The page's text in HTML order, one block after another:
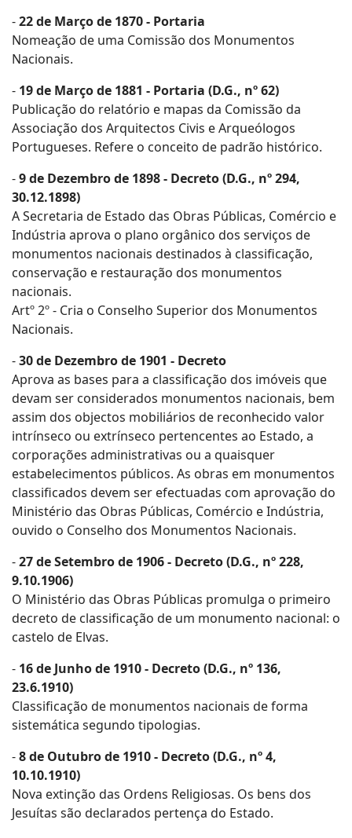
-22 de Março de 1870 - Portaria
Nomeação de uma Comissão dos Monumentos
Nacionais.
- 19 de Março de 1881 - Portaria (D.G., nº 62)
Publicação do relatório e mapas da Comissão da
Associação dos Arquitectos Civis e Arqueólogos
Portugueses. Refere o conceito de padrão histórico.
-9 de Dezembro de 1898 - Decreto (D.G., nº 294,
30.12.1898)
A Secretaria de Estado das Obras Públicas, Comércio e
Indústria aprova o plano orgânico dos serviços de
monumentos nacionais destinados à classificação,
conservação e restauração dos monumentos
nacionais.
Artº 2º - Cria o Conselho Superior dos Monumentos
Nacionais.
-30 de Dezembro de 1901 - Decreto
Aprova as bases para a classificação dos imóveis que
devam ser considerados monumentos nacionais, bem
assim dos objectos mobiliários de reconhecido valor
intrínseco ou extrínseco pertencentes ao Estado, a
corporações administrativas ou a quaisquer
estabelecimentos públicos. As obras em monumentos
classificados devem ser efectuadas com aprovação do
Ministério das Obras Públicas, Comércio e Indústria,
ouvido o Conselho dos Monumentos Nacionais.
-27 de Setembro de 1906 - Decreto (D.G., nº 228,
9.10.1906)
O Ministério das Obras Públicas promulga o primeiro
decreto de classificação de um monumento nacional: o
castelo de Elvas.
- 16 de Junho de 1910 - Decreto (D.G., nº 136,
23.6.1910)
Classificação de monumentos nacionais de forma
sistemática segundo tipologias.
-8 de Outubro de 1910 - Decreto (D.G., nº 4,
10.10.1910)
Nova extinção das Ordens Religiosas. Os bens dos
Jesuítas são declarados pertença do Estado.